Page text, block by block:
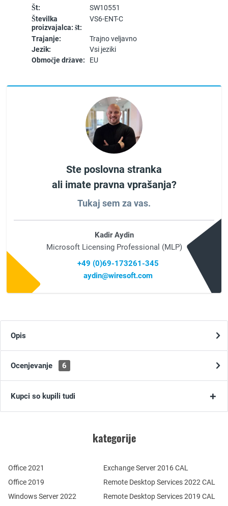
Št:
SW10551
Številka
proizvajalca: št:
VS6-ENT-C
Trajanje:
Trajno veljavno
Jezik:
Vsi jeziki
Območje države:
EU
Ste poslovna stranka
ali imate pravna vprašanja?
Tukaj sem za vas.
Kadir Aydin
Microsoft Licensing Professional (MLP)
+49 (0)69-173261-345
aydin@wiresoft.com
Opis
Ocenjevanje 6
Kupci so kupili tudi
kategorije
Office 2021
Office 2019
Windows Server 2022
Remote Desktop Services 2022 CAL
Remote Desktop Services 2019 CAL
Exchange Server 2016 CAL